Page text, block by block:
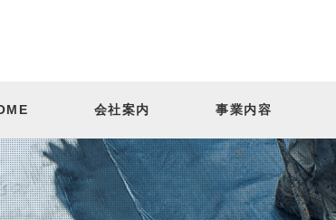
会社案内 事業内容